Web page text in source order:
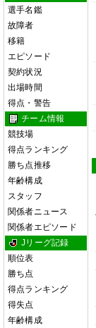
選手名鑑
故障者
移籍
エピソード
契約状況
出場時間
得点・警告
チーム情報
競技場
得点ランキング
勝ち点推移
年齢構成
スタッフ
関係者ニュース
関係者エピソード
Jリーグ記録
順位表
勝ち点
得点ランキング
得失点
年齢構成